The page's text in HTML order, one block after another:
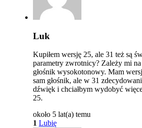
Luk
Kupiłem wersję 25, ale 31 też są
parametry zwrotnicy? Zależy mi
głośnik wysokotonowy. Mam
sam głośnik, ale w 31
dźwięk i chciałbym wydobyć
25.
około 5 lat(a) temu
1 Lubię